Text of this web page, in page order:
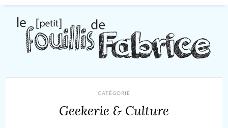
CATÉGORIE
Geekerie & Culture